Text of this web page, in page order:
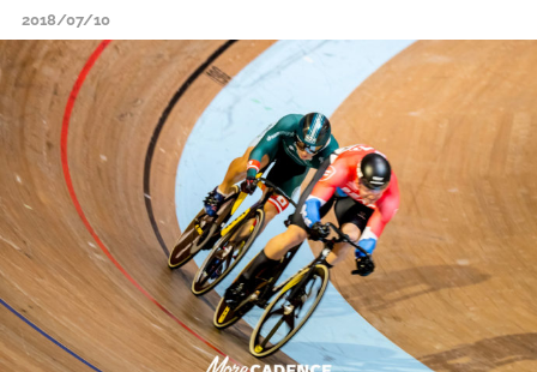
2018/07/10